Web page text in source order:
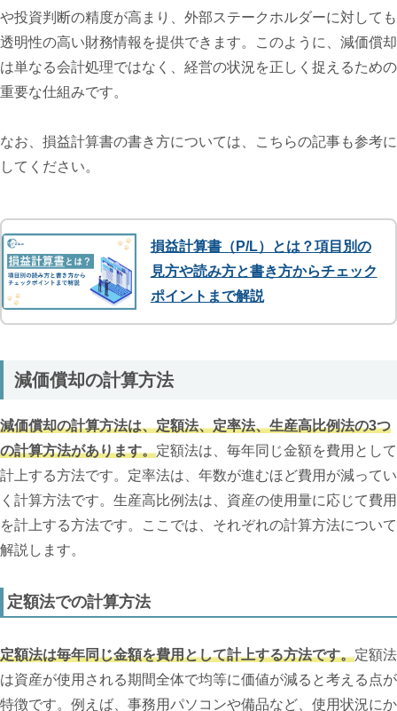
や投資判断の精度が高まり、外部ステークホルダーに対しても
透明性の高い財務情報を提供できます。このように、減価償却
は単なる会計処理ではなく、経営の状況を正しく捉えるための
重要な仕組みです。
なお、損益計算書の書き方については、こちらの記事も参考に
してください。
損益計算書（P/L）とは？項目別の
見方や読み方と書き方からチェック
ポイントまで解説
減価償却の計算方法
減価償却の計算方法は、定額法、定率法、生産高比例法の3つ
の計算方法があります。定額法は、毎年同じ金額を費用として
計上する方法です。定率法は、年数が進むほど費用が減ってい
く計算方法です。生産高比例法は、資産の使用量に応じて費用
を計上する方法です。ここでは、それぞれの計算方法について
解説します。
定額法での計算方法
定額法は毎年同じ金額を費用として計上する方法です。定額法
は資産が使用される期間全体で均等に価値が減ると考える点が
特徴です。例えば、事務用パソコンや備品など、使用状況にか